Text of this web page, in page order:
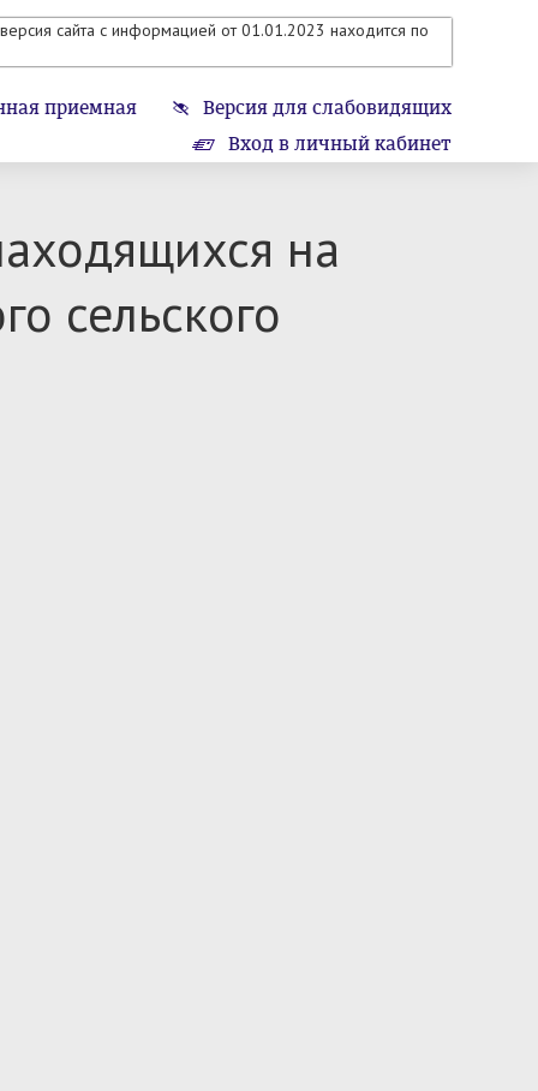
сайта с информацией от 01.01.2023 находится по
приемная
Версия для слабовидящих
Вход в личный кабинет
на
сельского